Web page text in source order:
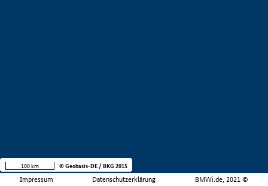
Impressum Datenschutzerklärung BMWi.de, 2021 ©
100 km © Geobasis-DE / BKG 2015